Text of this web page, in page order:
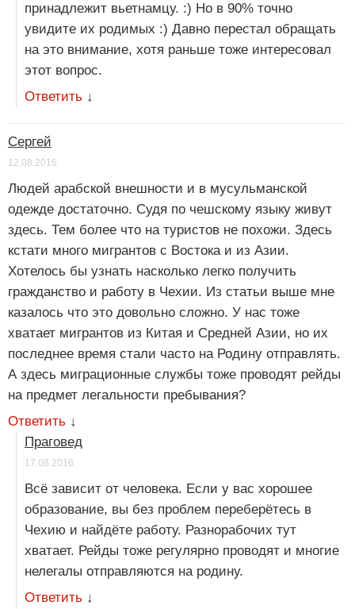
принадлежит вьетнамцу. :) Но в 90% точно
увидите их родимых :) Давно перестал обращать
на это внимание, хотя раньше тоже интересовал
этот вопрос.
Ответить ↓
Сергей
12.08.2016
Людей арабской внешности и в мусульманской
одежде достаточно. Судя по чешскому языку живут
здесь. Тем более что на туристов не похожи. Здесь
кстати много мигрантов с Востока и из Азии.
Хотелось бы узнать насколько легко получить
гражданство и работу в Чехии. Из статьи выше мне
казалось что это довольно сложно. У нас тоже
хватает мигрантов из Китая и Средней Азии, но их
последнее время стали часто на Родину отправлять.
А здесь миграционные службы тоже проводят рейды
на предмет легальности пребывания?
Ответить ↓
Праговед
17.08.2016
Всё зависит от человека. Если у вас хорошее
образование, вы без проблем переберётесь в
Чехию и найдёте работу. Разнорабочих тут
хватает. Рейды тоже регулярно проводят и многие
нелегалы отправляются на родину.
Ответить ↓